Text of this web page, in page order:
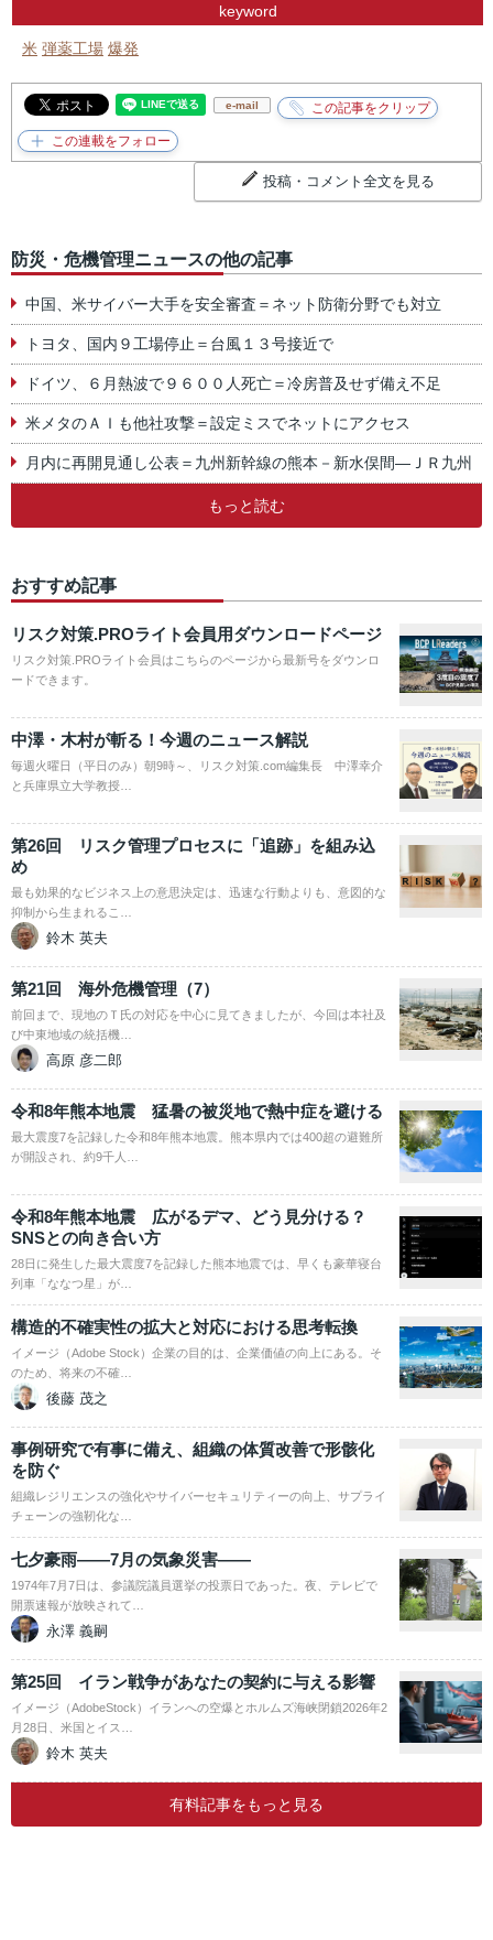
keyword
米 弾薬工場 爆発
e-mail
投稿・コメント全文を見る
防災・危機管理ニュースの他の記事
中国、米サイバー大手を安全審査＝ネット防衛分野でも対立
トヨタ、国内９工場停止＝台風１３号接近で
ドイツ、６月熱波で９６００人死亡＝冷房普及せず備え不足
米メタのＡＩも他社攻撃＝設定ミスでネットにアクセス
月内に再開見通し公表＝九州新幹線の熊本－新水俣間―ＪＲ九州
もっと読む
おすすめ記事
リスク対策.PROライト会員用ダウンロードページ
リスク対策.PROライト会員はこちらのページから最新号をダウンロ
ードできます。
中澤・木村が斬る！今週のニュース解説
毎週火曜日（平日のみ）朝9時～、リスク対策.com編集長 中澤幸介
と兵庫県立大学教授…
第26回 リスク管理プロセスに「追跡」を組み込
め
最も効果的なビジネス上の意思決定は、迅速な行動よりも、意図的な
抑制から生まれるこ…
鈴木 英夫
第21回 海外危機管理（7）
前回まで、現地のＴ氏の対応を中心に見てきましたが、今回は本社及
び中東地域の統括機…
高原 彦二郎
令和8年熊本地震 猛暑の被災地で熱中症を避ける
最大震度7を記録した令和8年熊本地震。熊本県内では400超の避難所
が開設され、約9千人…
令和8年熊本地震 広がるデマ、どう見分ける？
SNSとの向き合い方
28日に発生した最大震度7を記録した熊本地震では、早くも豪華寝台
列車「ななつ星」が…
構造的不確実性の拡大と対応における思考転換
イメージ（Adobe Stock）企業の目的は、企業価値の向上にある。そ
のため、将来の不確…
後藤 茂之
事例研究で有事に備え、組織の体質改善で形骸化
を防ぐ
組織レジリエンスの強化やサイバーセキュリティーの向上、サプライ
チェーンの強靭化な…
七夕豪雨――7月の気象災害――
1974年7月7日は、参議院議員選挙の投票日であった。夜、テレビで
開票速報が放映されて…
永澤 義嗣
第25回 イラン戦争があなたの契約に与える影響
イメージ（AdobeStock）イランへの空爆とホルムズ海峡閉鎖2026年2
月28日、米国とイス…
鈴木 英夫
有料記事をもっと見る